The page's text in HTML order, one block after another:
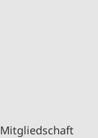
Mitgliedschaft